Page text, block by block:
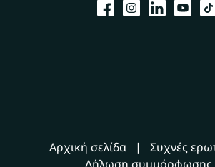
Αρχική σελίδα
Συχνές